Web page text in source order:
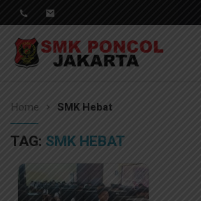
SMK Poncol Jakarta
Pendidikan Berkwalitas, Masa Depan Unggul
Home SMK Hebat
TAG: SMK HEBAT